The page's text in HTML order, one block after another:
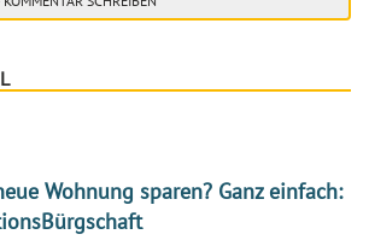
Wohnung sparen? Ganz einfach: